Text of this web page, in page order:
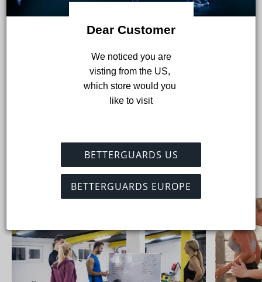
Launchpad dans la catégorie "Innovating
Ankle Injury Prevention and Recovery", nous
Dear Customer
visting from the US,
which store would you
like to visit
BETTERGUARDS US
BETTERGUARDS EUROPE